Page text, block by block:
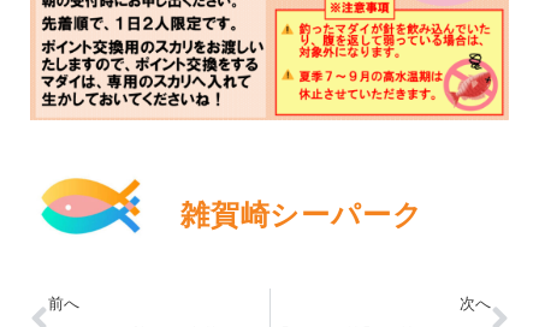
雑賀崎シーパーク
Prev
前へ 次へ